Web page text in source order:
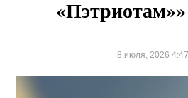
8 июля, 2026